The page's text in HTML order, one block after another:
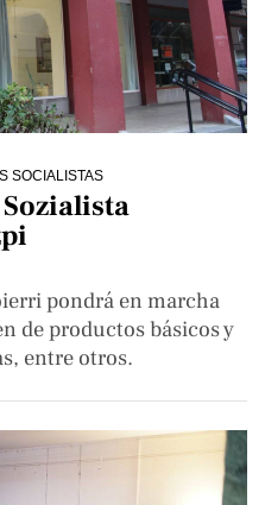
SOCIALISTAS
pondrá en marcha
de productos básicos y
entre otros.